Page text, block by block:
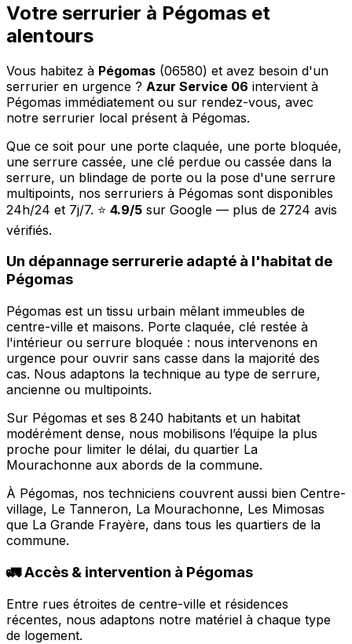
Votre serrurier à Pégomas et
alentours
Vous habitez à Pégomas (06580) et avez besoin d'un
serrurier en urgence ? Azur Service 06 intervient à
Pégomas immédiatement ou sur rendez-vous, avec
notre serrurier local présent à Pégomas.
Que ce soit pour une porte claquée, une porte bloquée,
une serrure cassée, une clé perdue ou cassée dans la
serrure, un blindage de porte ou la pose d'une serrure
multipoints, nos serruriers à Pégomas sont disponibles
24h/24 et 7j/7. ⭐ 4.9/5 sur Google — plus de 2724 avis
vérifiés.
Un dépannage serrurerie adapté à l'habitat de
Pégomas
Pégomas est un tissu urbain mêlant immeubles de
centre-ville et maisons. Porte claquée, clé restée à
l'intérieur ou serrure bloquée : nous intervenons en
urgence pour ouvrir sans casse dans la majorité des
cas. Nous adaptons la technique au type de serrure,
ancienne ou multipoints.
Sur Pégomas et ses 8 240 habitants et un habitat
modérément dense, nous mobilisons l’équipe la plus
proche pour limiter le délai, du quartier La
Mourachonne aux abords de la commune.
À Pégomas, nos techniciens couvrent aussi bien Centre-
village, Le Tanneron, La Mourachonne, Les Mimosas
que La Grande Frayère, dans tous les quartiers de la
commune.
🚛 Accès & intervention à Pégomas
Entre rues étroites de centre-ville et résidences
récentes, nous adaptons notre matériel à chaque type
de logement.